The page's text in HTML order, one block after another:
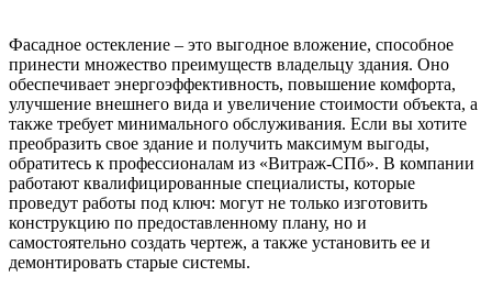
Фасадное остекление – это выгодное вложение, способное
принести множество преимуществ владельцу здания. Оно
обеспечивает энергоэффективность, повышение комфорта,
улучшение внешнего вида и увеличение стоимости объекта, а
также требует минимального обслуживания. Если вы хотите
преобразить свое здание и получить максимум выгоды,
обратитесь к профессионалам из «Витраж-СПб». В компании
работают квалифицированные специалисты, которые
проведут работы под ключ: могут не только изготовить
конструкцию по предоставленному плану, но и
самостоятельно создать чертеж, а также установить ее и
демонтировать старые системы.